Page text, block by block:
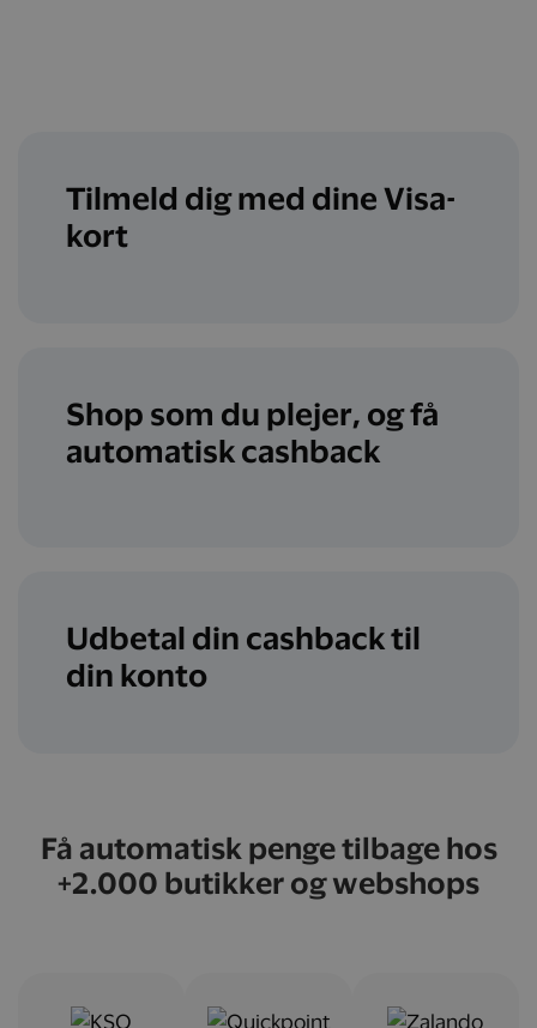
Tilmeld dig med dine Visa-
kort
Shop som du plejer, og få
automatisk cashback
Udbetal din cashback til
din konto
Få automatisk penge tilbage hos
+2.000 butikker og webshops